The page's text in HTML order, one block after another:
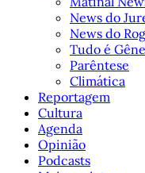
News do
News do
Tudo é
Parêntese
Climática
Reportagem
Cultura
Agenda
Opinião
Podcasts